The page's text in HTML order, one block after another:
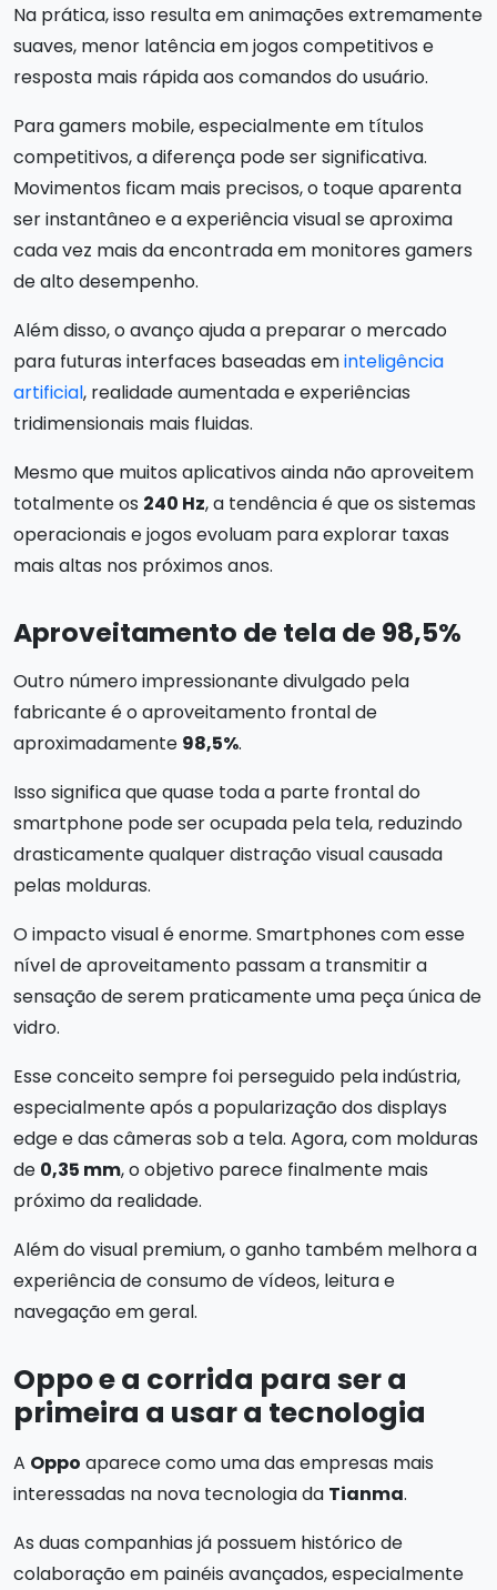
Na prática, isso resulta em animações extremamente
suaves, menor latência em jogos competitivos e
resposta mais rápida aos comandos do usuário.
Para gamers mobile, especialmente em títulos
competitivos, a diferença pode ser significativa.
Movimentos ficam mais precisos, o toque aparenta
ser instantâneo e a experiência visual se aproxima
cada vez mais da encontrada em monitores gamers
de alto desempenho.
Além disso, o avanço ajuda a preparar o mercado
para futuras interfaces baseadas eminteligência
artificial, realidade aumentada e experiências
tridimensionais mais fluidas.
Mesmo que muitos aplicativos ainda não aproveitem
totalmente os 240 Hz, a tendência é que os sistemas
operacionais e jogos evoluam para explorar taxas
mais altas nos próximos anos.
Aproveitamento de tela de 98,5%
Outro número impressionante divulgado pela
fabricante é o aproveitamento frontal de
aproximadamente 98,5%.
Isso significa que quase toda a parte frontal do
smartphone pode ser ocupada pela tela, reduzindo
drasticamente qualquer distração visual causada
pelas molduras.
O impacto visual é enorme. Smartphones com esse
nível de aproveitamento passam a transmitir a
sensação de serem praticamente uma peça única de
vidro.
Esse conceito sempre foi perseguido pela indústria,
especialmente após a popularização dos displays
edge e das câmeras sob a tela. Agora, com molduras
de 0,35 mm, o objetivo parece finalmente mais
próximo da realidade.
Além do visual premium, o ganho também melhora a
experiência de consumo de vídeos, leitura e
navegação em geral.
Oppo e a corrida para ser a
primeira a usar a tecnologia
A Oppo aparece como uma das empresas mais
interessadas na nova tecnologia da Tianma.
As duas companhias já possuem histórico de
colaboração em painéis avançados, especialmente